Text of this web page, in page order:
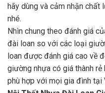
hãy dùng và cảm nhận
nhé.
Nhìn chung theo đánh giá
đài loan so với các loại
loan được đánh giá cao về
giường nhựa có giá thành
phù hợp với mọi gia đình tại